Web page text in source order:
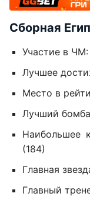
Сборная
Участие в ЧМ:
Лучшее
Место в
Лучший
Наибольшее
(184)
Главная
Главный